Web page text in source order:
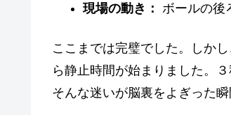
現場の動き：
ボールの後
ここまでは完璧でした。しか
ら静止時間が始まりました。
そんな迷いが脳裏をよぎった